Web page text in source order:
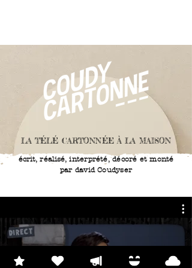
LA TÉLÉ CARTONNÉE À LA MAISON
écrit, réalisé,interprété, décoré et monté
par david Coudyser